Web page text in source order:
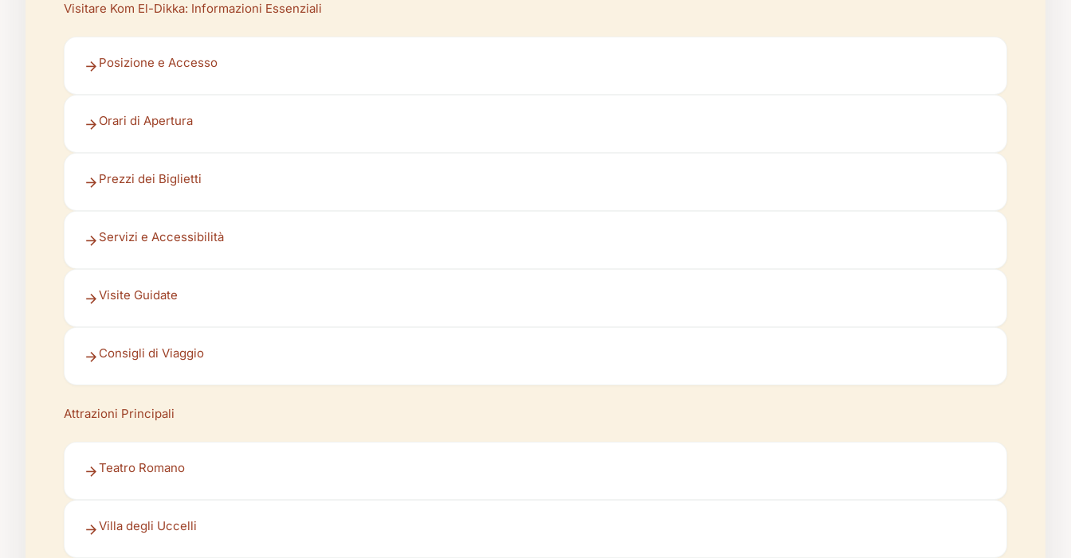
Visitare Kom El-Dikka: Informazioni Essenziali
Posizione e Accesso
Orari di Apertura
Prezzi dei Biglietti
Servizi e Accessibilità
Visite Guidate
Consigli di Viaggio
Attrazioni Principali
Teatro Romano
Villa degli Uccelli